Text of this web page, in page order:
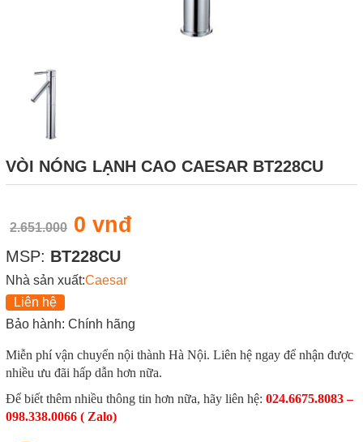
VÒI NÓNG LẠNH CAO CAESAR BT228CU
2.651.000 0 vnđ
MSP: BT228CU
Nhà sản xuất:Caesar
Liên hệ
Bảo hành: Chính hãng
Miễn phí vận chuyển nội thành Hà Nội. Liên hệ ngay để nhận được
nhiều ưu đãi hấp dẫn hơn nữa.
Để biết thêm nhiều thông tin hơn nữa, hãy liên hệ: 024.6675.8083 –
098.338.0066 ( Zalo)